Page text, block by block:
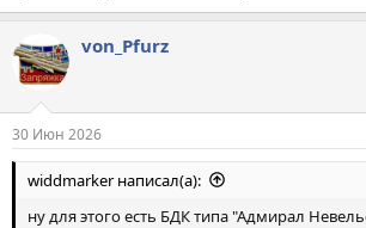
von_Pfurz
30 Июн 2026
widdmarker написал(а):
ну для этого есть БДК типа "Адмирал